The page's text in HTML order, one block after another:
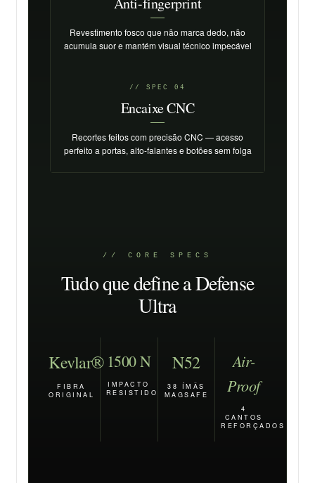
Revestimento fosco que não marca dedo, não
acumula suor e mantém visual técnico impecável
// SPEC 04
Encaixe CNC
Recortes feitos com precisão CNC — acesso
perfeito a portas, alto-falantes e botões sem folga
// CORE SPECS
Tudo que define a Defense
Ultra
Kevlar®
FIBRA
ORIGINAL
1500 N
IMPACTO
RESISTIDO
N52
38 ÍMÃS
MAGSAFE
Air-
Proof
4
CANTOS
REFORÇADOS